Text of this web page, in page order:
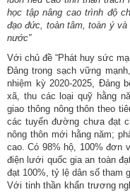
học tập nâng cao trình độ
đạo đức, toàn tâm, toàn ý
nước”
Với chủ đề “Phát huy sức
Đảng trong sạch vững
nhiệm kỳ 2020-2025, Đảng
xã, thu các loại quỹ hằng
giao thông nông thôn theo
các tuyến đường chưa đạt
nông thôn mới hằng năm;
cao. Có 98% hộ, 100% đơn
điện lưới quốc gia an toàn
đạt 100%, tỷ lệ dân số tham
Với tinh thần khẩn trương